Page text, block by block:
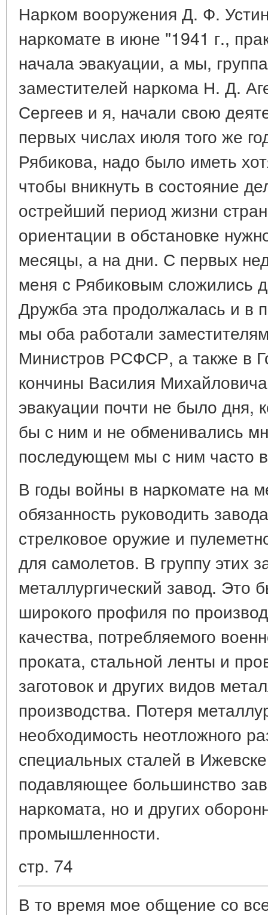
Нарком вооружения Д. Ф.
наркомате в июне "1941 г.,
начала эвакуации, а мы,
заместителей наркома Н. Д.
Сергеев и я, начали свою
первых числах июля того же
Рябикова, надо было иметь
чтобы вникнуть в состояние
острейший период жизни
ориентации в обстановке
месяцы, а на дни. С первых
меня с Рябиковым сложились
Дружба эта продолжалась и в
мы оба работали
Министров РСФСР, а также в
кончины Василия
эвакуации почти не было дня,
бы с ним и не обменивались
последующем мы с ним часто
В годы войны в наркомате на
обязанность руководить
стрелковое оружие и
для самолетов. В группу этих
металлургический завод. Это
широкого профиля по
качества, потребляемого
проката, стальной ленты и
заготовок и других видов
производства. Потеря
необходимость неотложного
специальных сталей в
подавляющее большинство
наркомата, но и других
промышленности.
стр. 74
В то время мое общение со